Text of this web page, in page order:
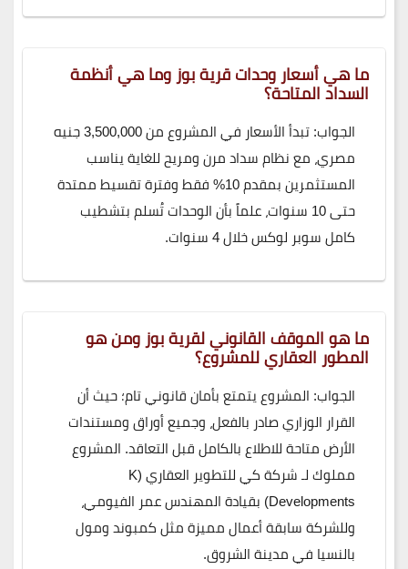
ما هي أسعار وحدات قرية بوز وما هي أنظمة
السداد المتاحة؟
الجواب: تبدأ الأسعار في المشروع من 3,500,000 جنيه
مصري، مع نظام سداد مرن ومريح للغاية يناسب
المستثمرين بمقدم 10% فقط وفترة تقسيط ممتدة
حتى 10 سنوات، علماً بأن الوحدات تُسلم بتشطيب
كامل سوبر لوكس خلال 4 سنوات.
ما هو الموقف القانوني لقرية بوز ومن هو
المطور العقاري للمشروع؟
الجواب: المشروع يتمتع بأمان قانوني تام؛ حيث أن
القرار الوزاري صادر بالفعل، وجميع أوراق ومستندات
الأرض متاحة للاطلاع بالكامل قبل التعاقد. المشروع
مملوك لـ شركة كي للتطوير العقاري (K
Developments) بقيادة المهندس عمر الفيومي،
وللشركة سابقة أعمال مميزة مثل كمبوند ومول
بالنسيا في مدينة الشروق.